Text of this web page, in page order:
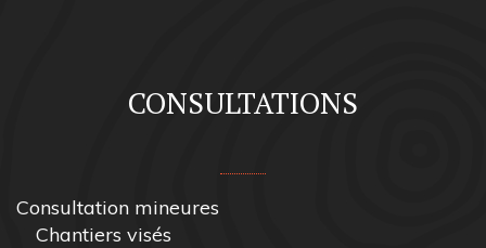
CONSULTATIONS
Consultation mineures
Chantiers visés